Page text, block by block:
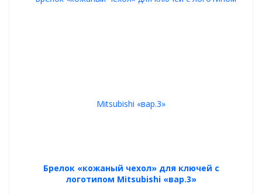
Брелок «кожаный чехол» для ключей с
логотипом Mitsubishi «вар.3»